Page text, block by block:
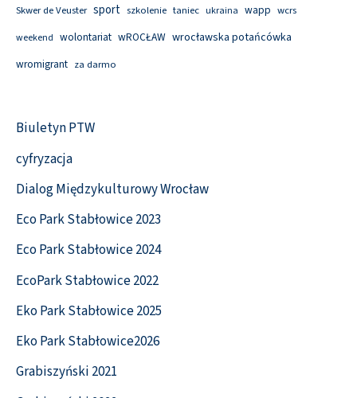
Skwer de Veuster sport szkolenie taniec ukraina wapp wcrs
weekend wolontariat wROCŁAW wrocławska potańcówka
wromigrant za darmo
Biuletyn PTW
cyfryzacja
Dialog Międzykulturowy Wrocław
Eco Park Stabłowice 2023
Eco Park Stabłowice 2024
EcoPark Stabłowice 2022
Eko Park Stabłowice 2025
Eko Park Stabłowice2026
Grabiszyński 2021